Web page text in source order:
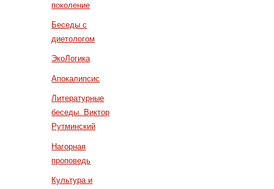
поколение
Беседы с
диетологом
ЭкоЛогика
Апокалипсис
Литературные
беседы. Виктор
Рутминский
Нагорная
проповедь
Культура и